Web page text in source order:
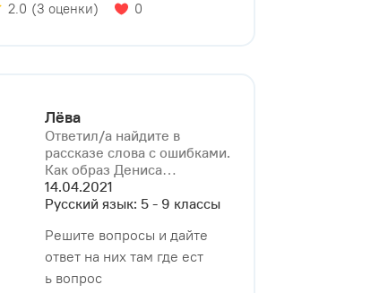
2.0 (3 оценки) 0
Лёва
Ответил/a найдите в
рассказе слова с ошибками.
Как образ Дениса⁠…
14.04.2021
Русский язык: 5 - 9 классы
Решите вопросы и дайте
ответ на них там где ест
ь вопрос